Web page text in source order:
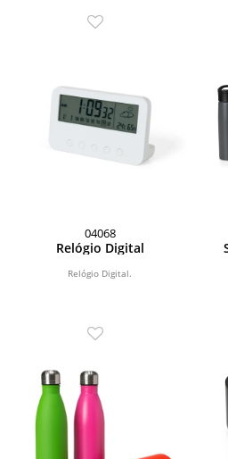
04068
Relógio Digital
Relógio Digital.